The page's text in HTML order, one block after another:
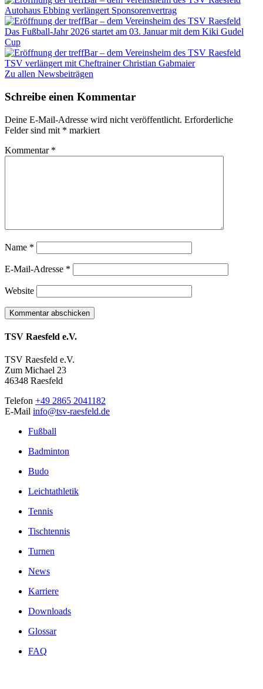
Autohaus Ebbing verlängert Sponsorenvertrag
Das Fußball-Jahr 2026 startet am 03. Januar mit dem Kiki Gudel
Cup
TSV verlängert mit Cheftrainer Christian Gabmaier
Zu allen Newsbeiträgen
Schreibe einen Kommentar
Deine E-Mail-Adresse wird nicht veröffentlicht. Erforderliche
Felder sind mit * markiert
Kommentar *
Name *
E-Mail-Adresse *
Website
TSV Raesfeld e.V.
TSV Raesfeld e.V.
Zum Michael 23
46348 Raesfeld
Telefon +49 2865 2041182
E-Mail info@tsv-raesfeld.de
Fußball
Badminton
Budo
Leichtathletik
Tennis
Tischtennis
Turnen
News
Karriere
Downloads
Glossar
FAQ